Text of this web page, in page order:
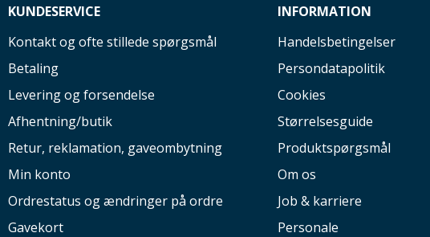
KUNDESERVICE
Kontakt og ofte stillede spørgsmål
Betaling
Levering og forsendelse
Afhentning/butik
Retur, reklamation, gaveombytning
Min konto
Ordrestatus og ændringer på ordre
Gavekort
INFORMATION
Handelsbetingelser
Persondatapolitik
Cookies
Størrelsesguide
Produktspørgsmål
Om os
Job & karriere
Personale